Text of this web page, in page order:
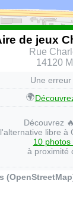
de jeux
Rue
14120
Une
🌍
Découvrez 🔥
l'alternative libre à
10 photos
à proximité